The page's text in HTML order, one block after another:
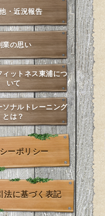
・近況報告
業の思い
ィットネス東浦につ
いて
ソナルトレーニング
とは？
ーポリシー
法に基づく表記